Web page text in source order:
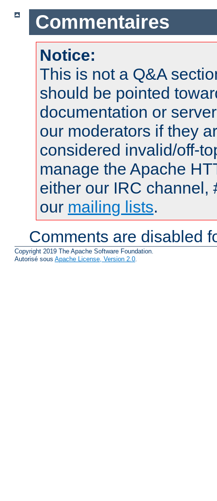
Commentaires
Notice:
This is not a Q&A
should be pointed
documentation or
our moderators if they
considered invalid/off-
manage the Apache
either our IRC channel,
our mailing lists.
Comments are disabled
Copyright 2019 The Apache Software Foundation.
Autorisé sous Apache License, Version 2.0.